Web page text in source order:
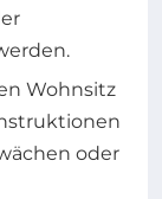
Wohnsitz
oder